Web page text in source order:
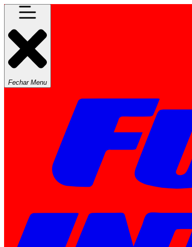
Fechar Menu